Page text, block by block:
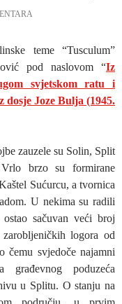
teme “Tusculum”
pod naslovom “Iz
svjetskom ratu i
Joze Bulja (1945.
zauzele su Solin, Split
brzo su formirane
Sućurcu, a tvornica
U nekima su radili
sačuvan veći broj
logora od
čemu svjedoče najamni
poduzeća
u Splitu. O stanju na